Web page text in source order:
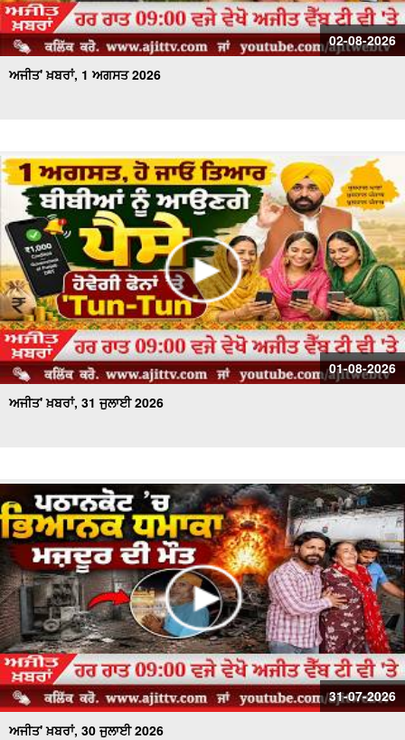
02-08-2026
ਅਜੀਤ' ਖ਼ਬਰਾਂ, 1 ਅਗਸਤ 2026
01-08-2026
ਅਜੀਤ' ਖ਼ਬਰਾਂ, 31 ਜੁਲਾਈ 2026
31-07-2026
ਅਜੀਤ' ਖ਼ਬਰਾਂ, 30 ਜੁਲਾਈ 2026